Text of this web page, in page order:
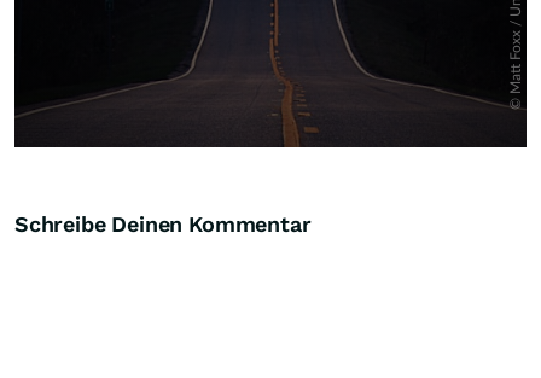
Schreibe Deinen Kommentar